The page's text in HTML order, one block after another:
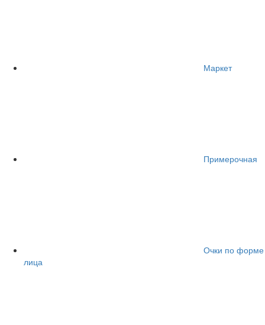
Маркет
Примерочная
Очки по форме
лица